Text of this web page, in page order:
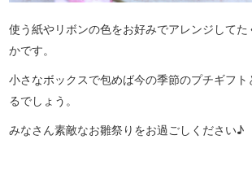
使う紙やリボンの色をお好みでアレンジして
かです。
小さなボックスで包めば今の季節のプチギフ
るでしょう。
みなさん素敵なお雛祭りをお過ごしください♪